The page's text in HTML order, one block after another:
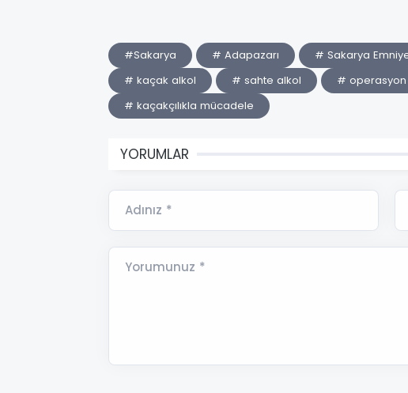
#Sakarya # Adapazarı # Sakarya
# kaçak alkol
# sahte alkol # operasyon
# kaçakçılıkla mücadele
YORUMLAR
Adınız *
Yorumunuz *